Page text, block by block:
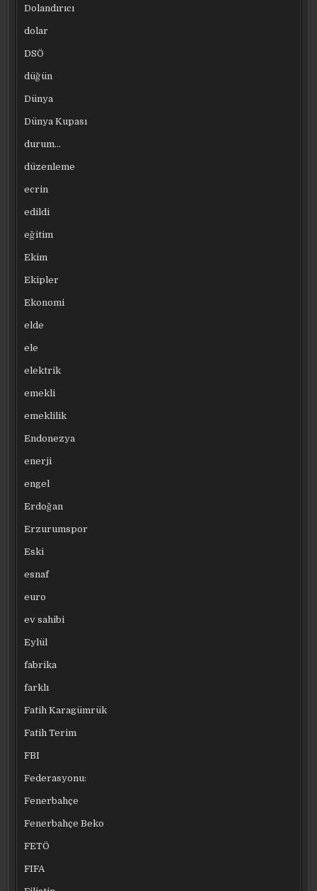
Dolandırıcı
dolar
DSÖ
düğün
Dünya
Dünya Kupası
durum…
düzenleme
ecrin
edildi
eğitim
Ekim
Ekipler
Ekonomi
elde
ele
elektrik
emekli
emeklilik
Endonezya
enerji
engel
Erdoğan
Erzurumspor
Eski
esnaf
euro
ev sahibi
Eylül
fabrika
farklı
Fatih Karagümrük
Fatih Terim
FBI
Federasyonu:
Fenerbahçe
Fenerbahçe Beko
FETÖ
FIFA